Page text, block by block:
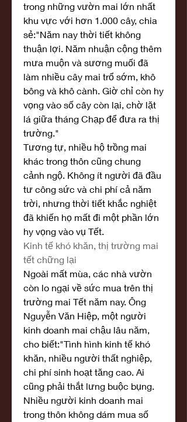
trong những vườn mai lớn nhất
khu vực với hơn 1.000 cây, chia
sẻ:"Năm nay thời tiết không
thuận lợi. Năm nhuận cộng thêm
mưa muộn và sương muối đã
làm nhiều cây mai trổ sớm, khô
bông và khô cành. Giờ chỉ còn hy
vọng vào số cây còn lại, chờ lặt
lá giữa tháng Chạp để đưa ra thị
trường."
Tương tự, nhiều hộ trồng mai
khác trong thôn cũng chung
cảnh ngộ. Không ít người đã đầu
tư công sức và chi phí cả năm
trời, nhưng thời tiết khắc nghiệt
đã khiến họ mất đi một phần lớn
hy vọng vào vụ Tết.
Kinh tế khó khăn, thị trường mai
tết chững lại
Ngoài mất mùa, các nhà vườn
còn lo ngại về sức mua trên thị
trường mai Tết năm nay. Ông
Nguyễn Văn Hiệp, một người
kinh doanh mai chậu lâu năm,
cho biết:"Tình hình kinh tế khó
khăn, nhiều người thất nghiệp,
chi phí sinh hoạt tăng cao. Ai
cũng phải thắt lưng buộc bụng.
Nhiều người kinh doanh mai
trong thôn không dám mua số